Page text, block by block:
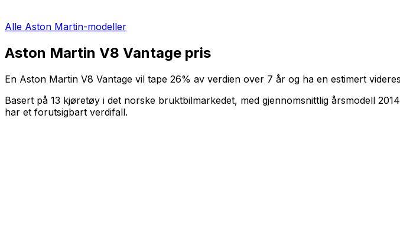
Alle Aston Martin-modeller
Aston Martin V8 Vantage pris
En Aston Martin V8 Vantage vil tape 26% av verdien over 7 år og ha en estimert
Basert på 13 kjøretøy i det norske bruktbilmarkedet, med gjennomsnittlig årsmodell 2014
har et forutsigbart verdifall.